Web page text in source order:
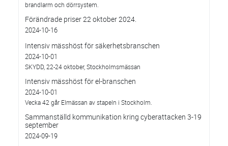
brandlarm och dörrsystem.
Förändrade priser 22 oktober 2024.
2024-10-16
Intensiv mässhöst för säkerhetsbranschen
2024-10-01
SKYDD, 22-24 oktober, Stockholmsmässan
Intensiv mässhöst för el-branschen
2024-10-01
Vecka 42 går Elmässan av stapeln i Stockholm.
Sammanställd kommunikation kring cyberattacken 3-19
september
2024-09-19